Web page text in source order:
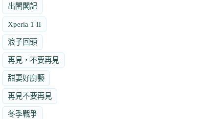
出閨閣記
Xperia 1 II
浪子回頭
再見，不要再見
甜妻好廚藝
再見不要再見
冬季戰爭